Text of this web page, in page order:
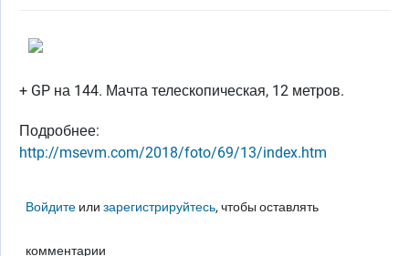
+ GP на 144. Мачта телескопическая, 12 метров.
Подробнее:
http://msevm.com/2018/foto/69/13/index.htm
Войдите илизарегистрируйтесь, чтобы оставлять
комментарии